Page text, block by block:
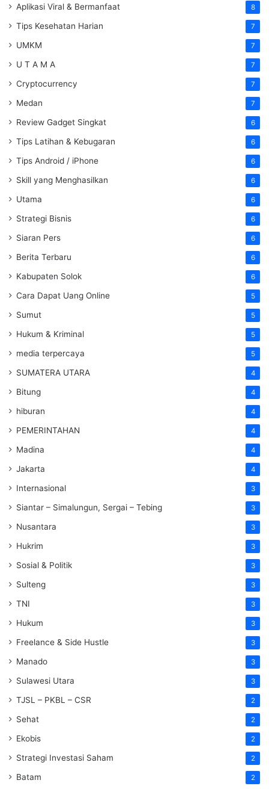
Aplikasi Viral & Bermanfaat 8
Tips Kesehatan Harian 7
UMKM 7
U T A M A 7
Cryptocurrency 7
Medan 7
Review Gadget Singkat 6
Tips Latihan & Kebugaran 6
Tips Android / iPhone 6
Skill yang Menghasilkan 6
Utama 6
Strategi Bisnis 6
Siaran Pers 6
Berita Terbaru 6
Kabupaten Solok 6
Cara Dapat Uang Online 5
Sumut 5
Hukum & Kriminal 5
media terpercaya 5
SUMATERA UTARA 4
Bitung 4
hiburan 4
PEMERINTAHAN 4
Madina 4
Jakarta 4
Internasional 3
Siantar – Simalungun, Sergai – Tebing 3
Nusantara 3
Hukrim 3
Sosial & Politik 3
Sulteng 3
TNI 3
Hukum 3
Freelance & Side Hustle 3
Manado 3
Sulawesi Utara 3
TJSL – PKBL – CSR 2
Sehat 2
Ekobis 2
Strategi Investasi Saham 2
Batam 2